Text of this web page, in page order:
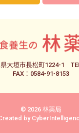
大垣市長松町1224-1
FAX：0584-91-8153
© 2026 林薬局
by